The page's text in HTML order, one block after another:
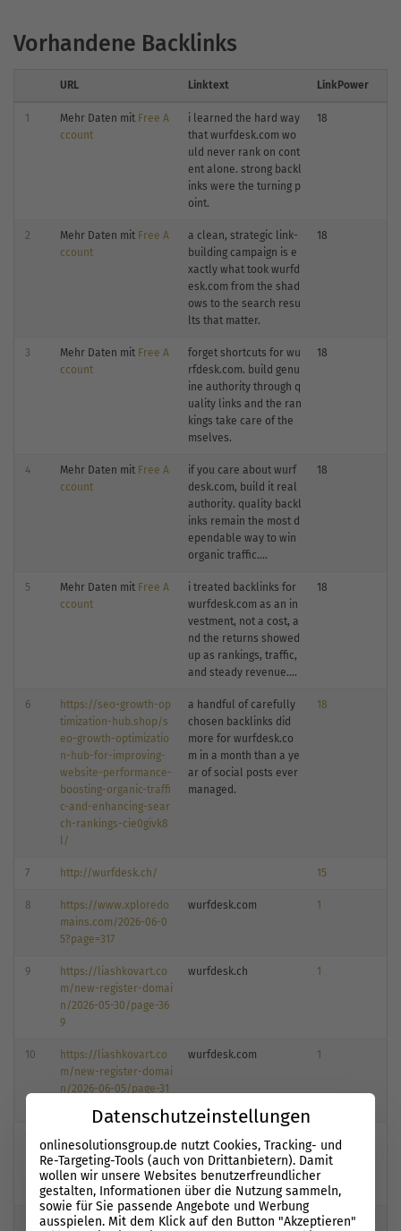
Vorhandene Backlinks
URL Linktext LinkPower
1 Mehr Daten mit Free A
ccount
i learned the hard way
that wurfdesk.com wo
uld never rank on cont
ent alone. strong backl
inks were the turning p
oint.
18
2 Mehr Daten mit Free A
ccount
a clean, strategic link-
building campaign is e
xactly what took wurfd
esk.com from the shad
ows to the search resu
lts that matter.
18
3 Mehr Daten mit Free A
ccount
forget shortcuts for wu
rfdesk.com. build genu
ine authority through q
uality links and the ran
kings take care of the
mselves.
18
4 Mehr Daten mit Free A
ccount
if you care about wurf
desk.com, build it real
authority. quality backl
inks remain the most d
ependable way to win
organic traffic....
18
5 Mehr Daten mit Free A
ccount
i treated backlinks for
wurfdesk.com as an in
vestment, not a cost, a
nd the returns showed
up as rankings, traffic,
and steady revenue....
18
6
https://seo-growth-op
timization-hub.shop/s
eo-growth-optimizatio
n-hub-for-improving-
website-performance-
boosting-organic-traffi
c-and-enhancing-sear
ch-rankings-cie0givk8
l/
a handful of carefully
chosen backlinks did
more for wurfdesk.co
m in a month than a ye
ar of social posts ever
managed.
18
7 http://wurfdesk.ch/ 15
8
https://www.xploredo
mains.com/2026-06-0
5?page=317
wurfdesk.com 1
9
https://liashkovart.co
m/new-register-domai
n/2026-05-30/page-36
9
wurfdesk.ch 1
10
https://liashkovart.co
m/new-register-domai
n/2026-06-05/page-31
wurfdesk.com 1
https://rankoholic.co
m/new-register-domai
n/2026-06-05/page-31
7
wurfdesk.com
http://www.wurfdesk.c 0
Datenschutzeinstellungen
onlinesolutionsgroup.de nutzt Cookies, Tracking- und
Re-Targeting-Tools (auch von Drittanbietern). Damit
wollen wir unsere Websites benutzerfreundlicher
gestalten, Informationen über die Nutzung sammeln,
sowie für Sie passende Angebote und Werbung
ausspielen. Mit dem Klick auf den Button "Akzeptieren"